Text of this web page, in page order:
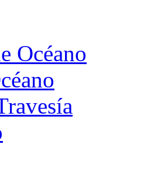
Océano